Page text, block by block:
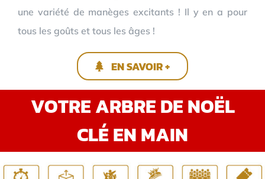
une variété de manèges excitants ! Il y en a pour
tous les goûts et tous les âges !
EN SAVOIR +
VOTRE ARBRE DE NOËL
CLÉ EN MAIN